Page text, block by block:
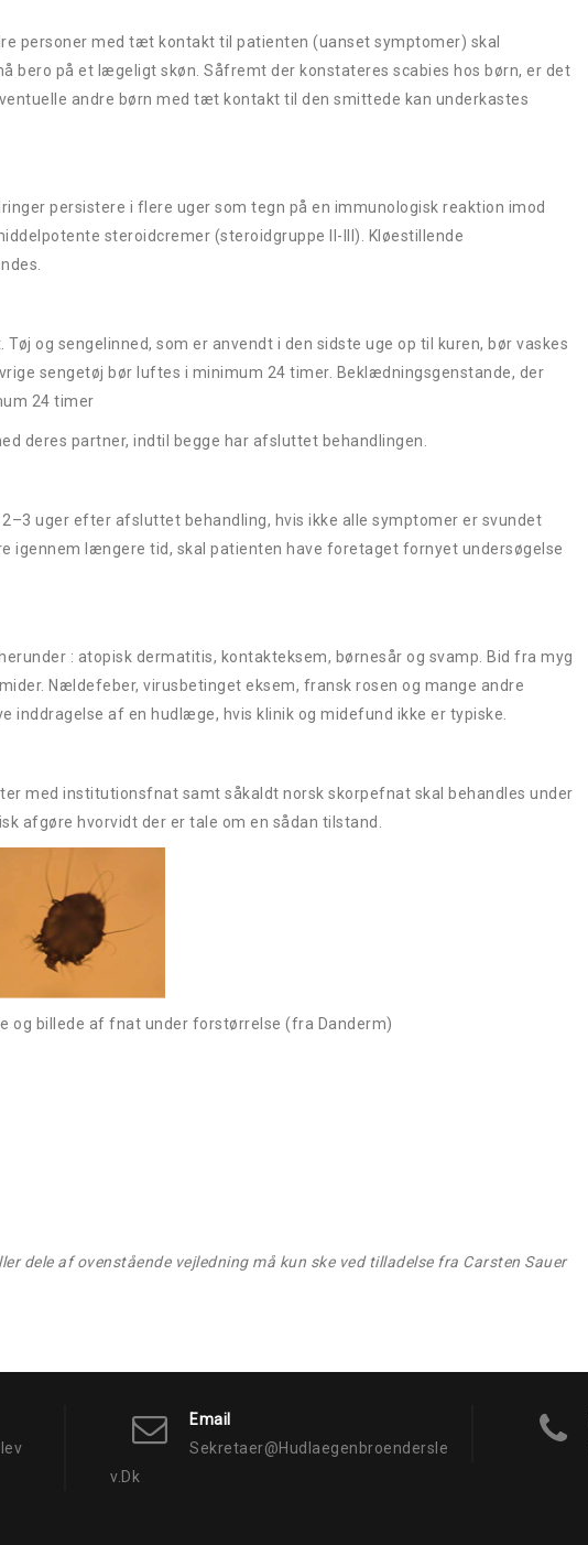
personer med tæt kontakt til patienten (uanset symptomer) skal
bero på et lægeligt skøn. Såfremt der konstateres scabies hos børn, er det
andre børn med tæt kontakt til den smittede kan underkastes
persistere i flere uger som tegn på en immunologisk reaktion imod
steroidcremer (steroidgruppe II-III). Kløestillende
og sengelinned, som er anvendt i den sidste uge op til kuren, bør vaskes
sengetøj bør luftes i minimum 24 timer. Beklædningsgenstande, der
24 timer
deres partner, indtil begge har afsluttet behandlingen.
uger efter afsluttet behandling, hvis ikke alle symptomer er svundet
længere tid, skal patienten have foretaget fornyet undersøgelse
: atopisk dermatitis, kontakteksem, børnesår og svamp. Bid fra myg
Nældefeber, virusbetinget eksem, fransk rosen og mange andre
inddragelse af en hudlæge, hvis klinik og midefund ikke er typiske.
med institutionsfnat samt såkaldt norsk skorpefnat skal behandles under
afgøre hvorvidt der er tale om en sådan tilstand.
og billede af fnat under forstørrelse (fra Danderm)
dele af ovenstående vejledning må kun ske ved tilladelse fra Carsten Sauer
Email
Sekretaer@hudlaegenbroendersle
V.dk